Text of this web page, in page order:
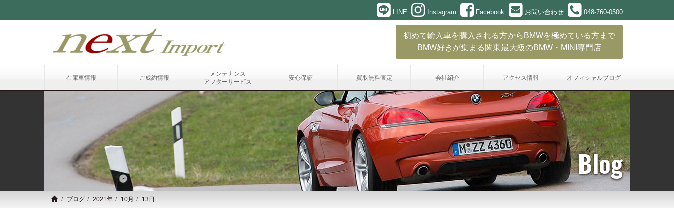
LINE Instagram Facebook お問い合わせ 048-760-0500
初めて輸入車を購入される方からBMWを極めている方まで
BMW好きが集まる関東最大級のBMW・MINI専門店
在庫車情報 ご成約情報
メンテナンス
アフターサービス
安心保証 買取無料査定 会社紹介 アクセス情報 オフィシャルブログ
Blog
ブログ 2021年 10月 13日